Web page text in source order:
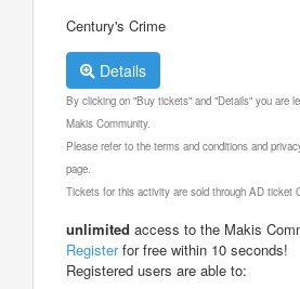
Century's Crime
Details
By clicking on "Buy tickets" and "Details" you are
Makis Community.
Please refer to the terms and conditions and
page.
Tickets for this activity are sold through AD ticket
unlimited access to the Makis
Registerfor free within 10 seconds!
Registered users are able to: